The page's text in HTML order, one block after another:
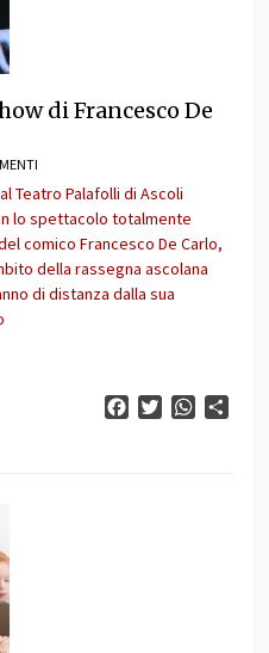
di Francesco De
Teatro Palafolli di Ascoli
lo spettacolo totalmente
comico Francesco De Carlo,
della rassegna ascolana
di distanza dalla sua
FacebookTwitter